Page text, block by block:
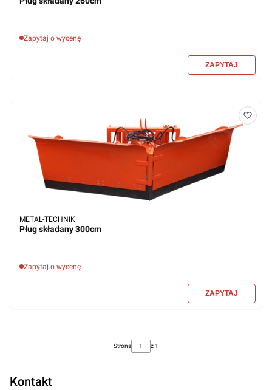
Zapytaj o wycenę
Pług składany 300cm
Zapytaj o wycenę
METAL-TECHNIK
Strona z 1
Kontakt